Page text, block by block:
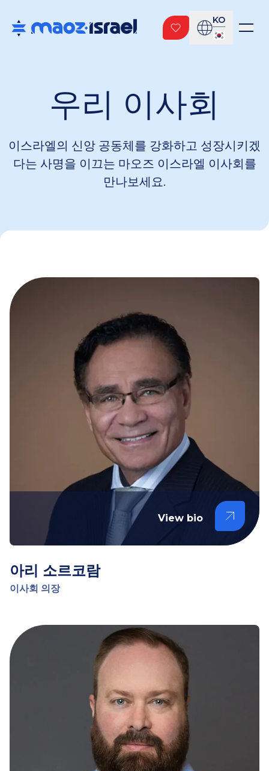
KO
우리 이사회
이스라엘의 신앙 공동체를 강화하고 성장시키겠
다는 사명을 이끄는 마오즈 이스라엘 이사회를
만나보세요.
View bio
아리 소르코람
이사회 의장